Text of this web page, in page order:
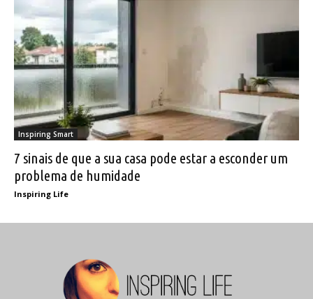
Inspiring Smart
7 sinais de que a sua casa pode estar a esconder um
problema de humidade
Inspiring Life